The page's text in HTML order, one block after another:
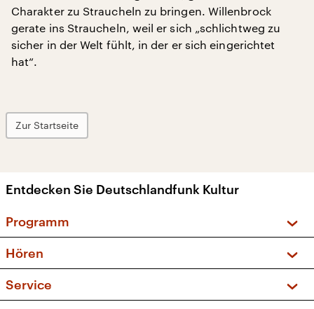
Charakter zu Straucheln zu bringen. Willenbrock
gerate ins Straucheln, weil er sich „schlichtweg zu
sicher in der Welt fühlt, in der er sich eingerichtet
hat“.
Zur Startseite
Entdecken Sie Deutschlandfunk Kultur
Programm
Sendungen und Podcasts
Musikliste
Hören
Frequenzen (UKW + DAB+)
Service